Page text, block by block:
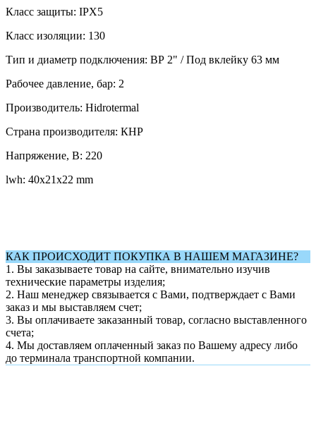
Класс защиты: IPX5
Класс изоляции: 130
Тип и диаметр подключения: ВР 2" / Под вклейку 63 мм
Рабочее давление, бар: 2
Производитель: Hidrotermal
Страна производителя: КНР
Напряжение, В: 220
lwh: 40x21x22 mm
КАК ПРОИСХОДИТ ПОКУПКА В НАШЕМ МАГАЗИНЕ?
1. Вы заказываете товар на сайте, внимательно изучив
технические параметры изделия;
2. Наш менеджер связывается с Вами, подтверждает с Вами
заказ и мы выставляем счет;
3. Вы оплачиваете заказанный товар, согласно выставленного
счета;
4. Мы доставляем оплаченный заказ по Вашему адресу либо
до терминала транспортной компании.